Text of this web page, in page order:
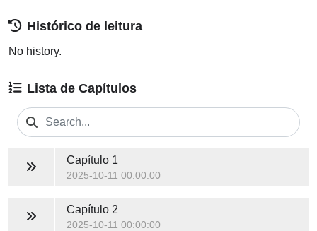
Histórico de leitura
No history.
Lista de Capítulos
Capítulo 1
2025-10-11 00:00:00
Capítulo 2
2025-10-11 00:00:00